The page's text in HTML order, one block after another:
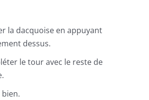
la dacquoise en appuyant
dessus.
le tour avec le reste de
bien.